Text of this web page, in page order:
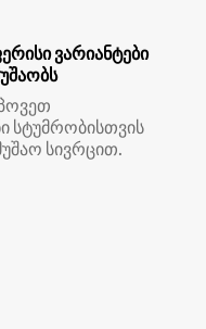
ვარიანტები
სტუმრობისთვის
სივრცით.